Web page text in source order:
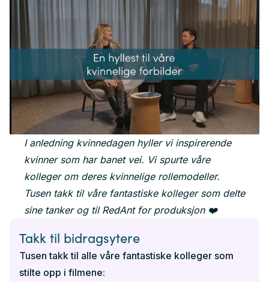
I anledning kvinnedagen hyller vi inspirerende
kvinner som har banet vei. Vi spurte våre
kolleger om deres kvinnelige rollemodeller.
Tusen takk til våre fantastiske kolleger som delte
sine tanker og til RedAnt for produksjon ❤️
Takk til bidragsytere
Tusen takk til alle våre fantastiske kolleger som
stilte opp i filmene: